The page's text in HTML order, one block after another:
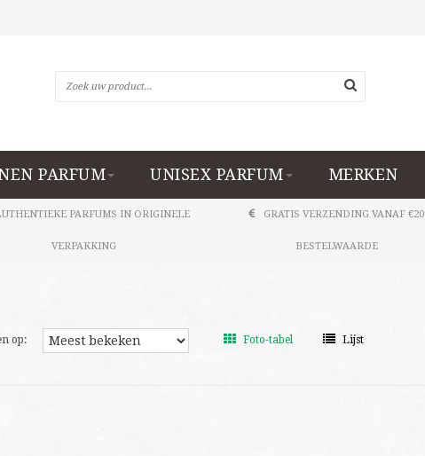
PARFUM UNISEX PARFUM MERKEN
PARFUMS IN ORIGINELE
VERPAKKING
GRATIS VERZENDING VANAF €20
BESTELWAARDE
op: Foto-tabel Lijst